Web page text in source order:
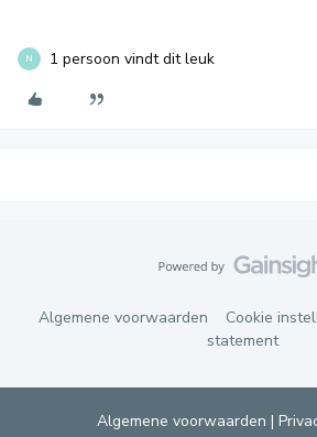
N 1 persoon vindt dit leuk
Algemene voorwaarden Cookie
statement
Algemene voorwaarden |